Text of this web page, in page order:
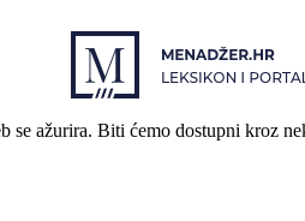
se ažurira. Biti ćemo dostupni kroz